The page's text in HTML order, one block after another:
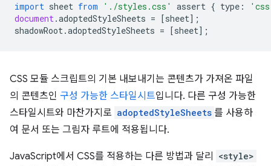
import sheet from './styles.css' assert { type :
document.adoptedStyleSheets = [sheet];
shadowRoot.adoptedStyleSheets = [sheet];
CSS 모듈 스크립트의 기본 내보내기는 콘텐츠가 가져온 파일
의 콘텐츠인 구성 가능한 스타일시트입니다. 다른 구성 가능한
스타일시트와 마찬가지로 adoptedStyleSheets 를 사용하
여 문서 또는 그림자 루트에 적용됩니다.
JavaScript에서 CSS를 적용하는 다른 방법과 달리 <style>